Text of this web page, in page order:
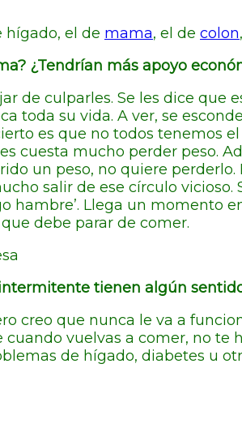
hígado, el de mama, el de colon
¿Tendrían más apoyo
de culparles. Se les dice que
toda su vida. A ver, se
es que no todos tenemos
cuesta mucho perder peso.
un peso, no quiere
salir de ese círculo
Llega un momento
debe parar de comer.
tienen algún
que nunca le va a
vuelvas a comer, no te
de hígado, diabetes u